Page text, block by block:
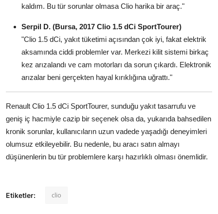
kaldım. Bu tür sorunlar olmasa Clio harika bir araç."
Serpil D. (Bursa, 2017 Clio 1.5 dCi SportTourer)
"Clio 1.5 dCi, yakıt tüketimi açısından çok iyi, fakat elektrik
aksamında ciddi problemler var. Merkezi kilit sistemi birkaç
kez arızalandı ve cam motorları da sorun çıkardı. Elektronik
arızalar beni gerçekten hayal kırıklığına uğrattı."
Renault Clio 1.5 dCi SportTourer, sunduğu yakıt tasarrufu ve
geniş iç hacmiyle cazip bir seçenek olsa da, yukarıda bahsedilen
kronik sorunlar, kullanıcıların uzun vadede yaşadığı deneyimleri
olumsuz etkileyebilir. Bu nedenle, bu aracı satın almayı
düşünenlerin bu tür problemlere karşı hazırlıklı olması önemlidir.
Etiketler: clio